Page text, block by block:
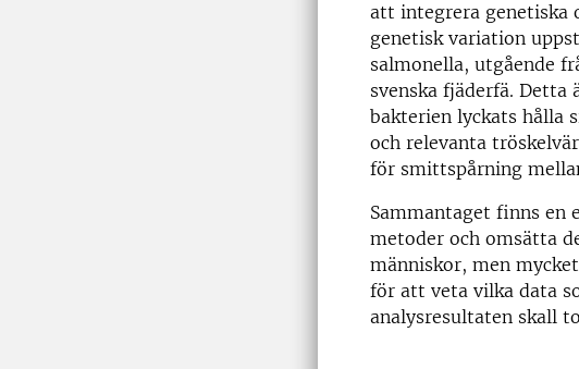
att integrera genetiska
genetisk variation
salmonella, utgående
svenska fjäderfä.
bakterien lyckats hålla
och relevanta
för smittspårning
Sammantaget finns en
metoder och omsätta
människor, men
för att veta vilka data
analysresultaten skall